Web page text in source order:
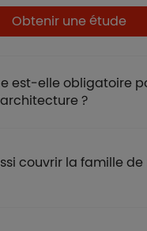
Obtenir une étude
est-elle obligatoire
?
couvrir la famille de